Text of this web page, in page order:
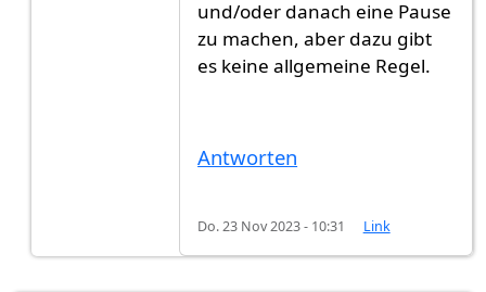
und/oder danach eine Pause
zu machen, aber dazu gibt
es keine allgemeine Regel.
Antworten
Do. 23 Nov 2023 - 10:31 Link